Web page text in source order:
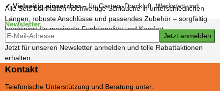
Alle Sets beinhalten hochwertige Schläuche in unterschiedlichen
Längen, robuste Anschlüsse und passendes Zubehör – sorgfältig
kombiniert für maximale Funktionalität und Komfort.
✔Vielseitig einsetzbar– für Garten, Druckluft, Werkstatt und
Newsletter
Newsletter-Registrierung
Jetzt anmelden
Jetzt für unseren Newsletter anmelden und tolle Rabattaktionen
erhalten.
Kontakt
Telefonische Unterstützung und Beratung unter: